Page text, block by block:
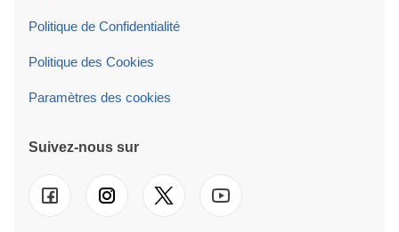
Politique de Confidentialité
Politique des Cookies
Paramètres des cookies
Suivez-nous sur